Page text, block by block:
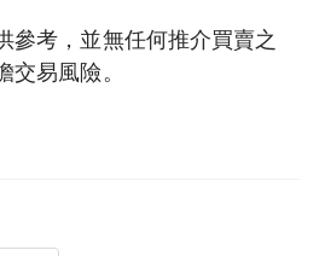
參考，並無任何推介買賣之
易風險。